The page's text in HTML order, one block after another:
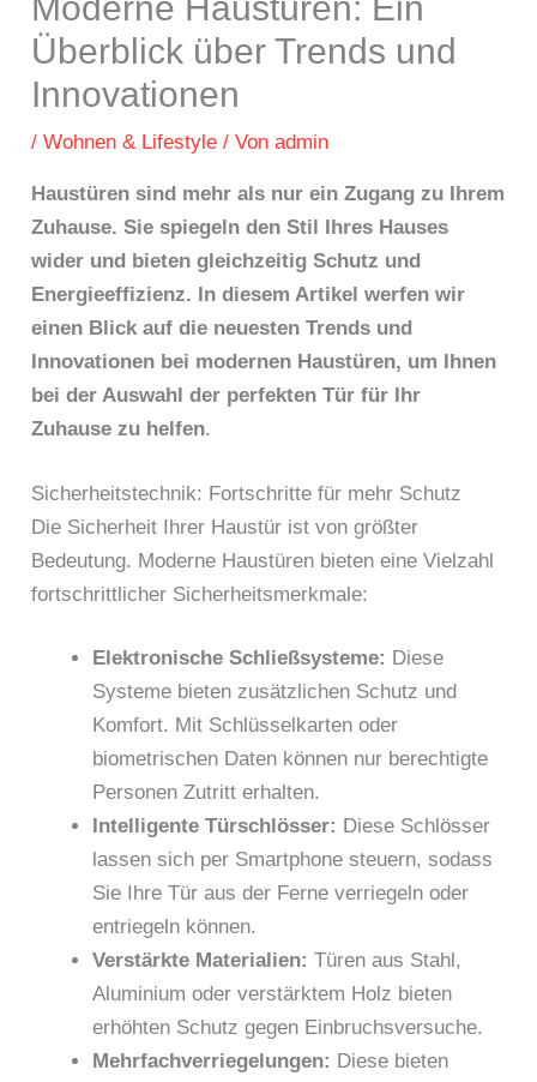
Moderne Haustüren: Ein
Überblick über Trends und
Innovationen
/Wohnen & Lifestyle / Vonadmin
Haustüren sind mehr als nur ein Zugang zu Ihrem
Zuhause. Sie spiegeln den Stil Ihres Hauses
wider und bieten gleichzeitig Schutz und
Energieeffizienz. In diesem Artikel werfen wir
einen Blick auf die neuesten Trends und
Innovationen bei modernen Haustüren, um Ihnen
bei der Auswahl der perfekten Tür für Ihr
Zuhause zu helfen.
Sicherheitstechnik: Fortschritte für mehr Schutz
Die Sicherheit Ihrer Haustür ist von größter
Bedeutung. Moderne Haustüren bieten eine Vielzahl
fortschrittlicher Sicherheitsmerkmale:
Elektronische Schließsysteme: Diese
Systeme bieten zusätzlichen Schutz und
Komfort. Mit Schlüsselkarten oder
biometrischen Daten können nur berechtigte
Personen Zutritt erhalten.
Intelligente Türschlösser: Diese Schlösser
lassen sich per Smartphone steuern, sodass
Sie Ihre Tür aus der Ferne verriegeln oder
entriegeln können.
Verstärkte Materialien: Türen aus Stahl,
Aluminium oder verstärktem Holz bieten
erhöhten Schutz gegen Einbruchsversuche.
Mehrfachverriegelungen: Diese bieten